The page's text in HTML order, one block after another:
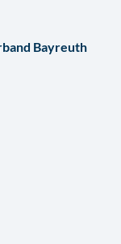
Bayreuth